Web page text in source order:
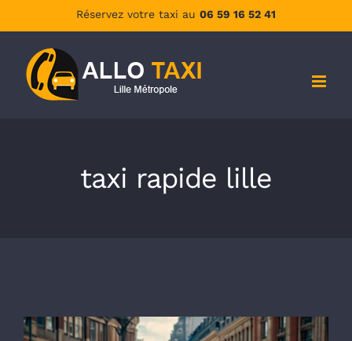
au
contenu
Réservez votre taxi au 06 59 16 52 41
taxi rapide lille